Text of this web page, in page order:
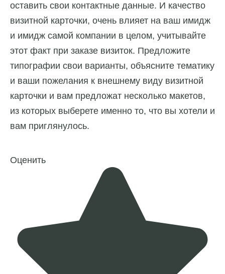
оставить свои контактные данные. И качество
визитной карточки, очень влияет на ваш имидж
и имидж самой компании в целом, учитывайте
этот факт при заказе визиток. Предложите
типографии свои варианты, объясните тематику
и ваши пожелания к внешнему виду визитной
карточки и вам предложат несколько макетов,
из которых выберете именно то, что вы хотели и
вам приглянулось.
Оценить